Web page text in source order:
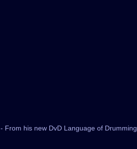
- From his new DvD Language of Drumming